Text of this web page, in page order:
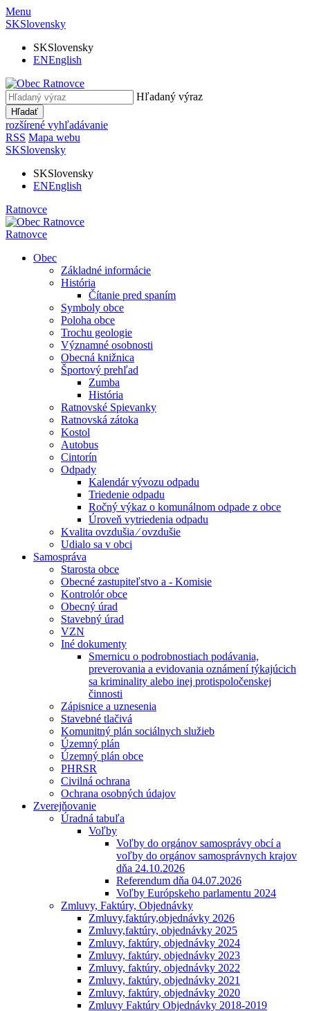
Menu
SKSlovensky
SKSlovensky
ENEnglish
Hľadaný výraz
Hľadať
rozšírené vyhľadávanie
RSS Mapa webu
SKSlovensky
SKSlovensky
ENEnglish
Ratnovce
Ratnovce
Obec
Základné informácie
História
Čítanie pred spaním
Symboly obce
Poloha obce
Trochu geologie
Významné osobnosti
Obecná knižnica
Športový prehľad
Zumba
História
Ratnovské Spievanky
Ratnovská zátoka
Kostol
Autobus
Cintorín
Odpady
Kalendár vývozu odpadu
Triedenie odpadu
Ročný výkaz o komunálnom odpade z obce
Úroveň vytriedenia odpadu
Kvalita ovzdušia ⁄ ovzdušie
Udialo sa v obci
Samospráva
Starosta obce
Obecné zastupiteľstvo a - Komisie
Kontrolór obce
Obecný úrad
Stavebný úrad
VZN
Iné dokumenty
Smernicu o podrobnostiach podávania,
preverovania a evidovania oznámení týkajúcich
sa kriminality alebo inej protispoločenskej
činnosti
Zápisnice a uznesenia
Stavebné tlačivá
Komunitný plán sociálnych služieb
Územný plán
Územný plán obce
PHRSR
Civilná ochrana
Ochrana osobných údajov
Zverejňovanie
Úradná tabuľa
Voľby
Voľby do orgánov samosprávy obcí a
voľby do orgánov samosprávnych krajov
dňa 24.10.2026
Referendum dňa 04.07.2026
Voľby Európskeho parlamentu 2024
Zmluvy, Faktúry, Objednávky
Zmluvy,faktúry,objednávky 2026
Zmluvy,faktúry, objednávky 2025
Zmluvy, faktúry, objednávky 2024
Zmluvy, faktúry, objednávky 2023
Zmluvy, faktúry, objednávky 2022
Zmluvy, faktúry, objednávky 2021
Zmluvy, faktúry, objednávky 2020
Zmluvy Faktúry Objednávky 2018-2019